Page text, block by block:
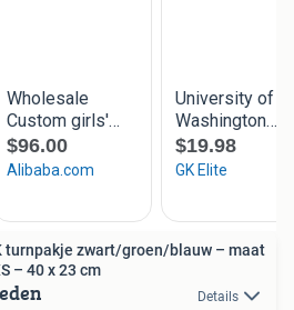
turnpakje zwart/groen/blauw – maat
– 40 x 23 cm
Details